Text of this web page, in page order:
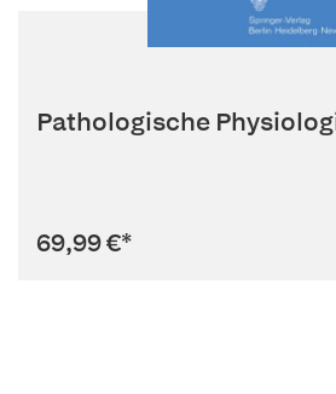
Pathologische
69,99 €*